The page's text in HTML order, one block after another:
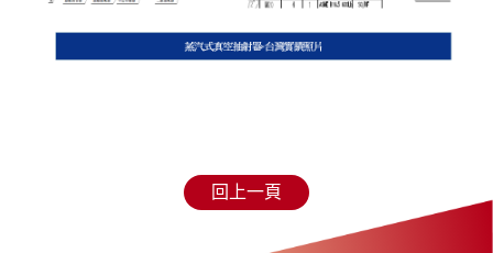
回上一頁